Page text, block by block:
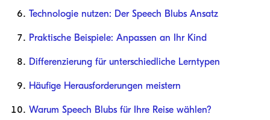
Technologie nutzen: Der Speech Blubs Ansatz
Praktische Beispiele: Anpassen an Ihr Kind
Differenzierung für unterschiedliche Lerntypen
Häufige Herausforderungen meistern
Warum Speech Blubs für Ihre Reise wählen?